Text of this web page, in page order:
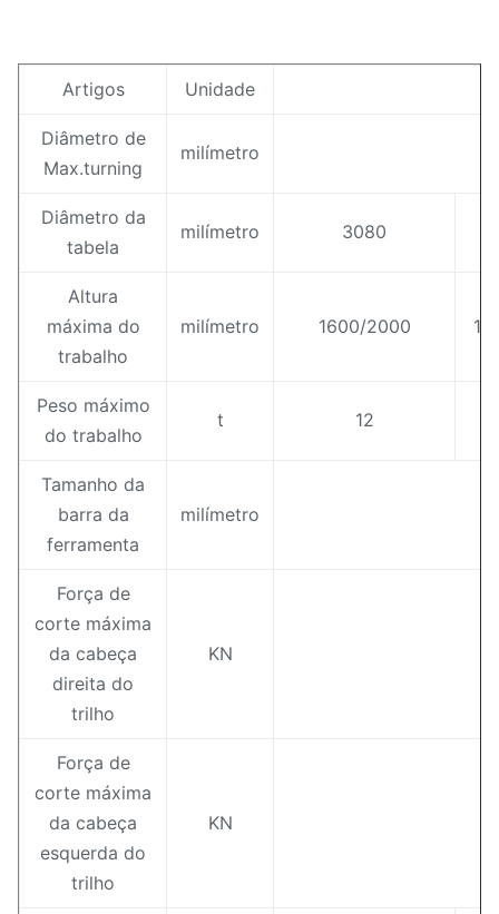
Artigos Unidade
Diâmetro de
Max.turning
milímetro
Diâmetro da
tabela
milímetro 3080
Altura
máxima do
trabalho
milímetro 1600/2000
Peso máximo
do trabalho
t 12
Tamanho da
barra da
ferramenta
milímetro
Força de
corte máxima
da cabeça
direita do
trilho
KN
Força de
corte máxima
da cabeça
esquerda do
trilho
KN